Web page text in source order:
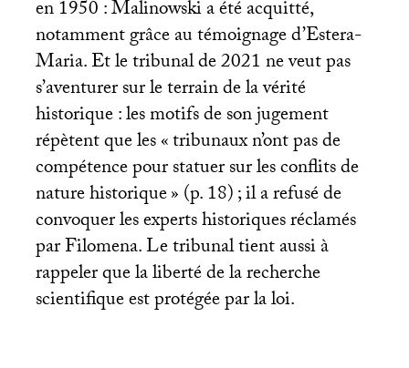
en 1950 : Malinowski a été acquitté,
notamment grâce au témoignage d’Estera-
Maria. Et le tribunal de 2021 ne veut pas
s’aventurer sur le terrain de la vérité
historique : les motifs de son jugement
répètent que les «tribunaux n’ont pas de
compétence pour statuer sur les conflits de
nature historique» (p. 18); il a refusé de
convoquer les experts historiques réclamés
par Filomena. Le tribunal tient aussi à
rappeler que la liberté de la recherche
scientifique est protégée par la loi.